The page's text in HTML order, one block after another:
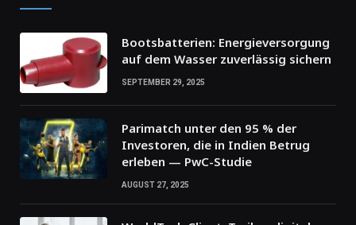
Bootsbatterien: Energieversorgung
auf dem Wasser zuverlässig sichern
SEPTEMBER 29, 2025
Parimatch unter den 95 % der
Investoren, die in Indien Betrug
erleben — PwC-Studie
AUGUST 27, 2025